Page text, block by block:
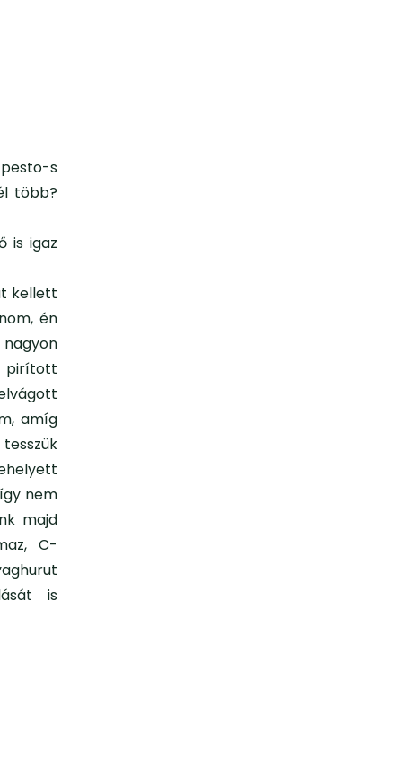
s
több?
is igaz
kellett
én
pirított
amíg
nem
majd
C-
is